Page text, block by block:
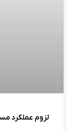
لزوم عملکرد